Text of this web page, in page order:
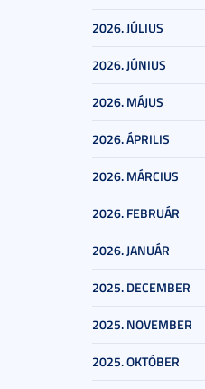
2026. JÚLIUS
2026. JÚNIUS
2026. MÁJUS
2026. ÁPRILIS
2026. MÁRCIUS
2026. FEBRUÁR
2026. JANUÁR
2025. DECEMBER
2025. NOVEMBER
2025. OKTÓBER